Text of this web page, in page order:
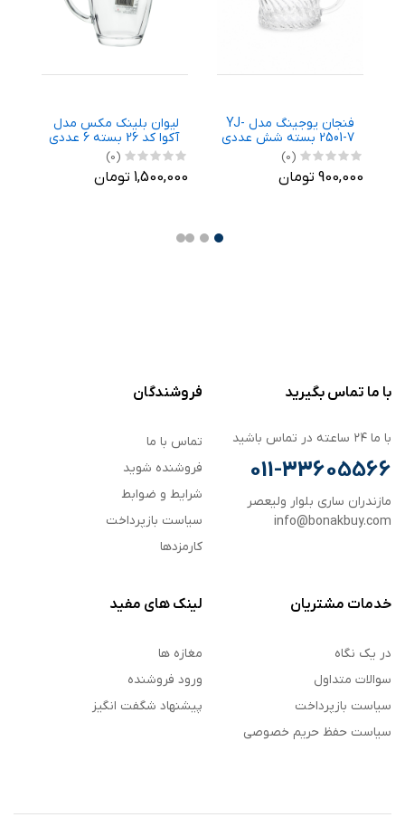
فنجان يوجينگ مدل YJ-
2501-7 بسته شش عددی
(0)
900,000 تومان
لیوان بلینک مکس مدل
آکوا کد 26 بسته 6 عددی
(0)
1,500,000 تومان
با ما تماس بگیرید
با ما ۲۴ ساعته در تماس باشید
011-33605566
مازندران ساری بلوار ولیعصر
info@bonakbuy.com
فروشندگان
تماس با ما
فروشنده شوید
شرایط و ضوابط
سیاست بازپرداخت
کارمزدها
خدمات مشتریان
در یک نگاه
سوالات متداول
سیاست بازپرداخت
سیاست حفظ حریم خصوصی
لینک های مفید
مغازه ها
ورود فروشنده
پیشنهاد شگفت انگیز